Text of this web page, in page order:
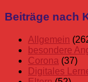
Allgemein
BFD
Soziales
FSJInterview
Beiträge nach
Allgemein
besondere
Corona (37)
Digitales